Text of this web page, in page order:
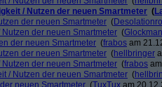
/ Nutzen der neuen Smartmeter (
der neuen Smartmeter (
der neuen Smartmeter (Glockman
der neuen Smartmeter (frabos am
der neuen Smartmeter (hellbringer
der neuen Smartmeter (frabos
/ Nutzen der neuen Smartmeter (
neuen Smartmeter (TuxTux am